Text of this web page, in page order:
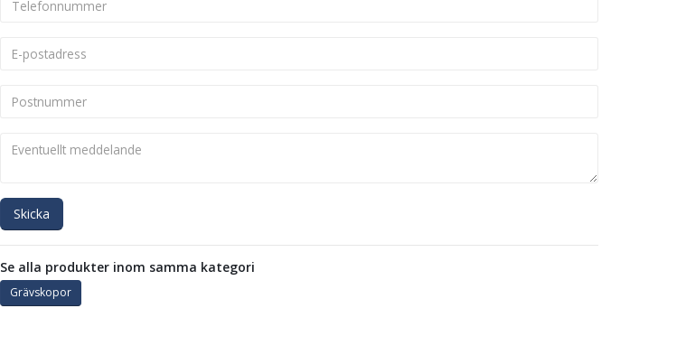
Skicka
Se alla produkter inom samma kategori
Grävskopor